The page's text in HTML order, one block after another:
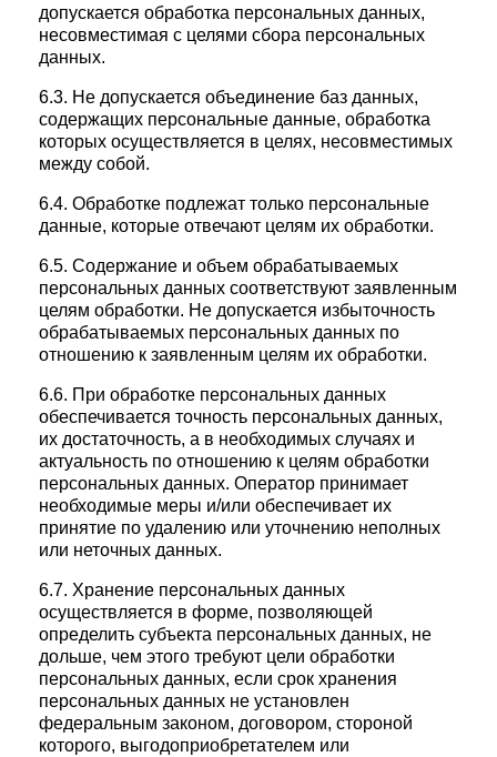
допускается обработка персональных данных,
несовместимая с целями сбора персональных
данных.
6.3. Не допускается объединение баз данных,
содержащих персональные данные, обработка
которых осуществляется в целях, несовместимых
между собой.
6.4. Обработке подлежат только персональные
данные, которые отвечают целям их обработки.
6.5. Содержание и объем обрабатываемых
персональных данных соответствуют заявленным
целям обработки. Не допускается избыточность
обрабатываемых персональных данных по
отношению к заявленным целям их обработки.
6.6. При обработке персональных данных
обеспечивается точность персональных данных,
их достаточность, а в необходимых случаях и
актуальность по отношению к целям обработки
персональных данных. Оператор принимает
необходимые меры и/или обеспечивает их
принятие по удалению или уточнению неполных
или неточных данных.
6.7. Хранение персональных данных
осуществляется в форме, позволяющей
определить субъекта персональных данных, не
дольше, чем этого требуют цели обработки
персональных данных, если срок хранения
персональных данных не установлен
федеральным законом, договором, стороной
которого, выгодоприобретателем или